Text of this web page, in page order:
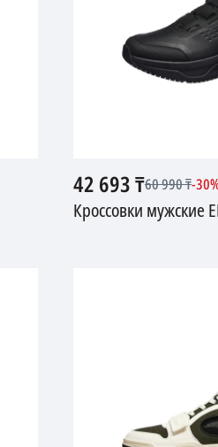
42 693₸60 990₸-30
Кроссовки мужские